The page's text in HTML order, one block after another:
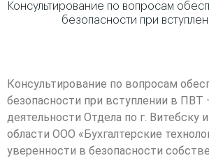
Консультирование по вопросам
безопасности при
Консультирование по вопросам
безопасности при вступлении в ПВТ
деятельности Отдела по г. Витебску
области ООО «Бухгалтерские
уверенности в безопасности